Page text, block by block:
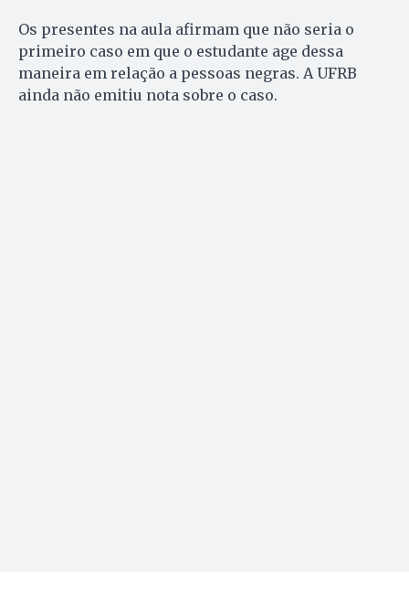
Os presentes na aula afirmam que não seria o
primeiro caso em que o estudante age dessa
maneira em relação a pessoas negras. A UFRB
ainda não emitiu nota sobre o caso.